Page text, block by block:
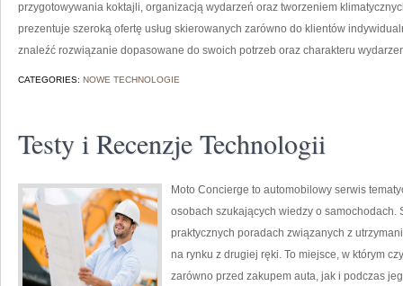
przygotowywania koktajli, organizacją wydarzeń oraz tworzeniem
prezentuje szeroką ofertę usług skierowanych zarówno do klientów
znaleźć rozwiązanie dopasowane do swoich potrzeb oraz charakteru
CATEGORIES: NOWE TECHNOLOGIE
Testy i Recenzje Technologii
Moto Concierge to automobilowy serwis
osobach szukających wiedzy o samochodach.
praktycznych poradach związanych z
na rynku z drugiej ręki. To miejsce, w którym
zarówno przed zakupem auta, jak i podczas